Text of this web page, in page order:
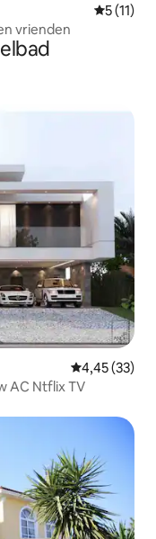
5 (11)
vrienden
Gemiddelde
4,45 (33)
AC Ntflix TV